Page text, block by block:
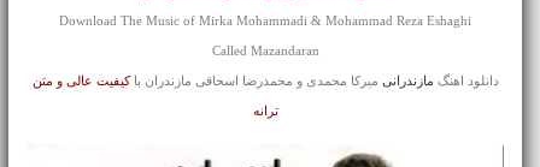
Download The Music of Mirka Mohammadi & Mohammad Reza Eshaghi
Called Mazandaran
دانلود اهنگ مازندرانی میرکا محمدی و محمدرضا اسحاقی مازندران باکیفیت عالی و متن
ترانه